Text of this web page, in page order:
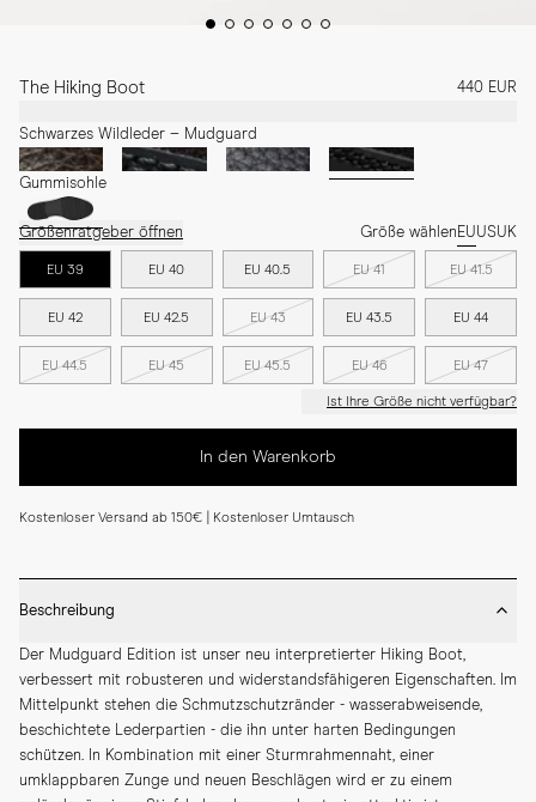
The Hiking Boot 440 EUR
Schwarzes Wildleder – Mudguard
Gummisohle
Größenratgeber öffnen Größe wählenEUUSUK
EU 39 EU 40 EU 40.5 EU 41 EU 41.5
EU 42 EU 42.5 EU 43 EU 43.5 EU 44
EU 44.5 EU 45 EU 45.5 EU 46 EU 47
Ist Ihre Größe nicht verfügbar?
In den Warenkorb
Kostenloser Versand ab 150€ | Kostenloser Umtausch
Beschreibung
Der Mudguard Edition ist unser neu interpretierter Hiking Boot,
verbessert mit robusteren und widerstandsfähigeren Eigenschaften. Im
Mittelpunkt stehen die Schmutzschutzränder - wasserabweisende,
beschichtete Lederpartien - die ihn unter harten Bedingungen
schützen. In Kombination mit einer Sturmrahmennaht, einer
umklappbaren Zunge und neuen Beschlägen wird er zu einem